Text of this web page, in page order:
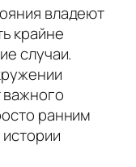
владеют
крайне
случаи.
ранним